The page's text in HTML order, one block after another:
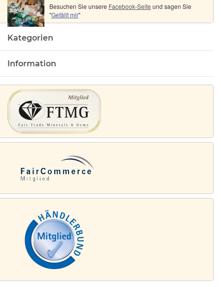
Besuchen Sie unsere Facebook-Seite und sagen Sie
"Gefällt mir"
Kategorien
Information